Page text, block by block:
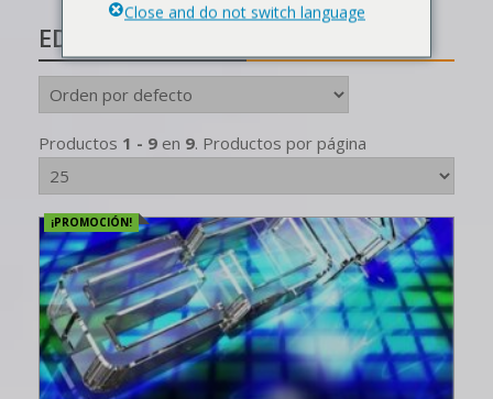
EDM
Productos 1 - 9 en 9. Productos por página
¡PROMOCIÓN!
Close and do not switch language